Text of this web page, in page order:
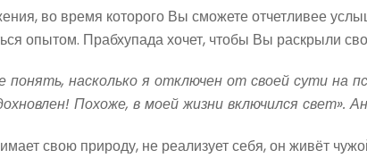
во время которого Вы сможете отчетливее
опытом. Прабхупада хочет, чтобы Вы раскрыли
насколько я отключен от своей сути на
Похоже, в моей жизни включился свет».
свою природу, не реализует себя, он живёт